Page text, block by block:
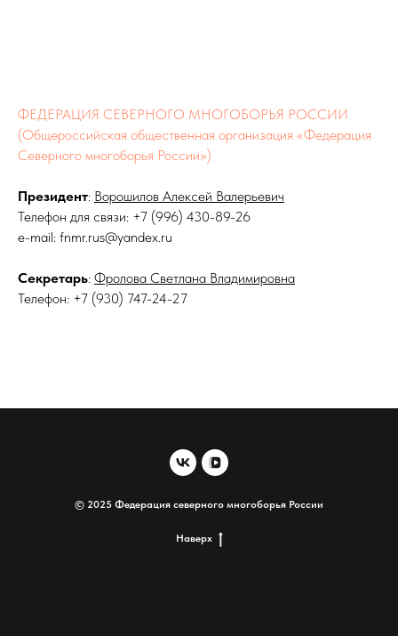
ФЕДЕРАЦИЯ СЕВЕРНОГО МНОГОБОРЬЯ РОССИИ
(Общероссийская общественная организация «Федерация
Северного многоборья России»)
Президент: Ворошилов Алексей Валерьевич
Телефон для связи: +7 (996) 430-89-26
e-mail: fnmr.rus@yandex.ru
Секретарь: Фролова Светлана Владимировна
Телефон: +7 (930) 747-24-27
© 2025 Федерация северного многоборья России
Наверх